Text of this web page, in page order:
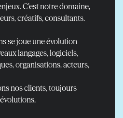
C’est notre domaine,
créatifs, consultants.
se joue une évolution
langages, logiciels,
organisations, acteurs,
nos clients, toujours